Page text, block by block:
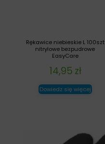
Rękawice niebieskie L 100szt
nitrylowe bezpudrowe
EasyCare
14,95 zł
Dowiedz się więcej